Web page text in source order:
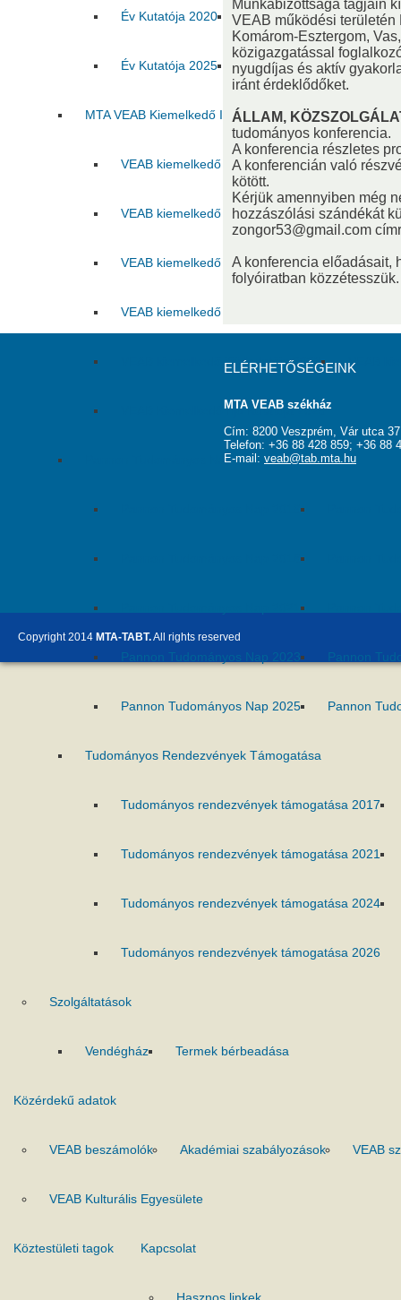
Év Kutatója 2020 Év Kutatója 2021 Év
Év Kutatója 2025 Az MTA VEAB Év Kutatója
MTA VEAB Kiemelkedő Ifjú Kutatója Díj
VEAB kiemelkedő ifjú kutatója 2015 VEAB
VEAB kiemelkedő ifjú kutatója 2017 VEAB
VEAB kiemelkedő ifjú kutatója 2019 VEAB
VEAB kiemelkedő ifjú kutatója 2021
VEAB kiemelkedő ifjú kutatója 2023 VEAB
VEAB Kiemelkedő Ifjú Kutatója 2025
Pannon Tudományos Nap
Pannon Tudományos Nap 2023 Pannon
Pannon Tudományos Nap 2025 Pannon
Tudományos Rendezvények Támogatása
Tudományos rendezvények támogatása 2017
Tudományos rendezvények támogatása 2021
Tudományos rendezvények támogatása 2024
Tudományos rendezvények támogatása 2026
Szolgáltatások
Vendégház Termek bérbeadása
Közérdekű adatok
VEAB beszámolók Akadémiai szabályozások VEAB
VEAB Kulturális Egyesülete
Köztestületi tagok Kapcsolat
Munkabizottsága tagjain
VEAB működési területén
Komárom-Esztergom,
közigazgatással
nyugdíjas és aktív
iránt érdeklődőket.
ÁLLAM,
tudományos konferencia.
A konferencia részletes
A konferencián való
kötött.
Kérjük amennyiben még
hozzászólási szándékát
zongor53@gmail.com
A konferencia előadásait,
folyóiratban közzétesszük.
ELÉRHETŐSÉGEINK
MTA VEAB székház
Cím: 8200 Veszprém, Vár utca
Telefon: +36 88 428 859; +36 88
E-mail: veab@tab.mta.hu
Copyright 2014 MTA-TABT.All rights reserved